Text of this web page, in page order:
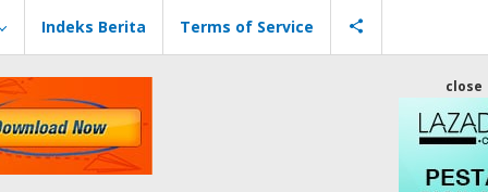
Indeks Berita Terms of Service
close